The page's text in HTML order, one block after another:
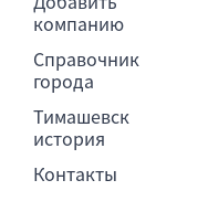
компанию
Справочник
города
Тимашевск
история
Контакты